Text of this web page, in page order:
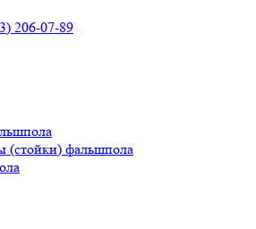
206-07-89
(стойки) фальшпола